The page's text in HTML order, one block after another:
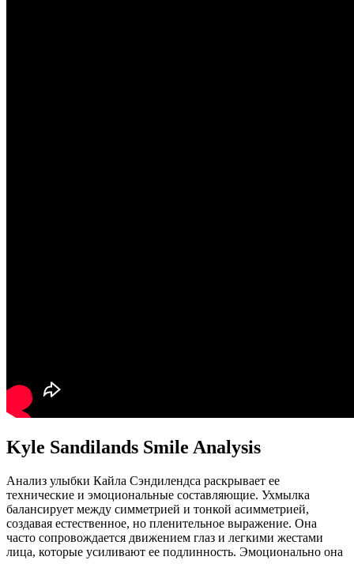
Kyle Sandilands Smile Analysis
Анализ улыбки Кайла Сэндилендса раскрывает ее
технические и эмоциональные составляющие. Ухмылка
балансирует между симметрией и тонкой асимметрией,
создавая естественное, но пленительное выражение. Она
часто сопровождается движением глаз и легкими жестами
лица, которые усиливают ее подлинность. Эмоционально она